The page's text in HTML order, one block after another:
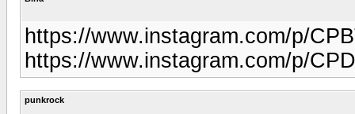
https://www.instagram.com/p/
https://www.instagram.com/p/
punkrock